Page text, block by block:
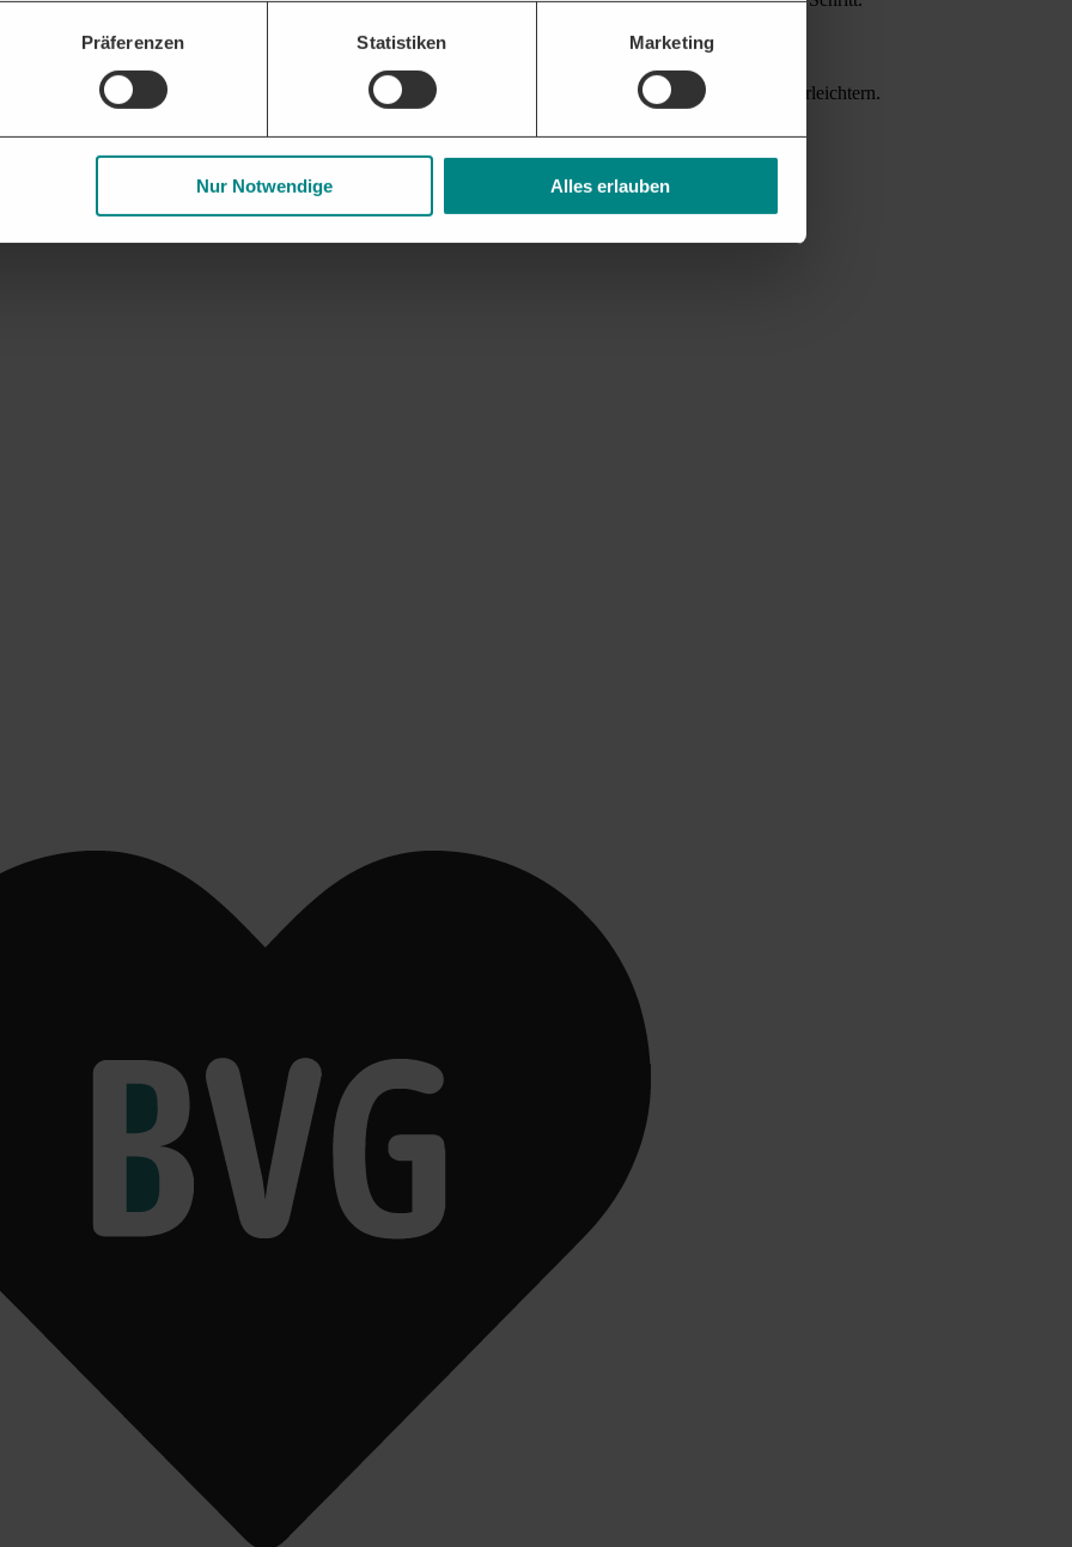
Präferenzen Statistiken Marketing
Nur Notwendige Alles erlauben
Geschäftsbeziehungen. Frühzeitige Updates zu auslaufenden Rahmenverträgen helfen die Akquise zu erleichtern.